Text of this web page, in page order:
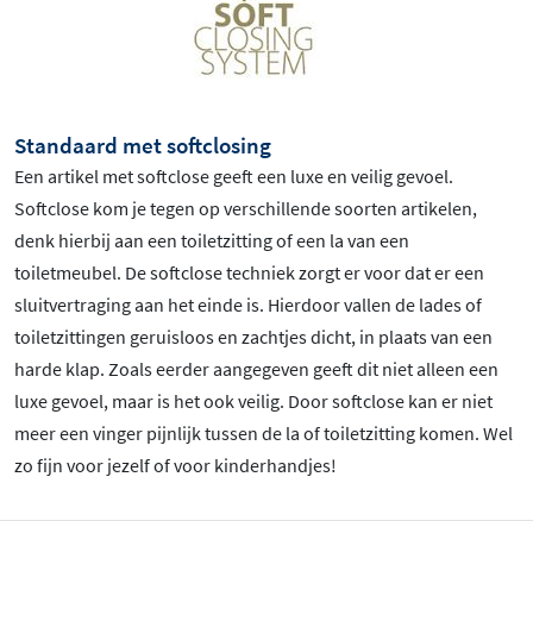
Standaard met softclosing
Een artikel met softclose geeft een luxe en veilig gevoel.
Softclose kom je tegen op verschillende soorten artikelen,
denk hierbij aan een toiletzitting of een la van een
toiletmeubel. De softclose techniek zorgt er voor dat er een
sluitvertraging aan het einde is. Hierdoor vallen de lades of
toiletzittingen geruisloos en zachtjes dicht, in plaats van een
harde klap. Zoals eerder aangegeven geeft dit niet alleen een
luxe gevoel, maar is het ook veilig. Door softclose kan er niet
meer een vinger pijnlijk tussen de la of toiletzitting komen. Wel
zo fijn voor jezelf of voor kinderhandjes!